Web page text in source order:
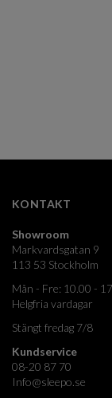
KONTAKT
Showroom
Markvardsgatan 9
113 53 Stockholm
Mån - Fre: 10.00 -
Helgfria vardagar
Stängt fredag 7/8
Kundservice
08-20 87 70
Info@sleepo.se